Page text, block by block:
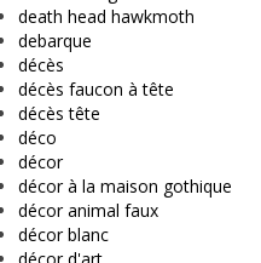
death head hawkmoth
debarque
décès
décès faucon à tête
décès tête
déco
décor
décor à la maison gothique
décor animal faux
décor blanc
décor d'art